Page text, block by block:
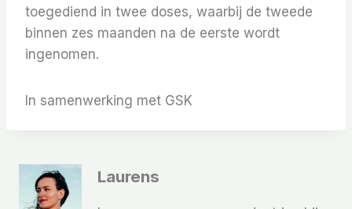
toegediend in twee doses, waarbij de tweede
binnen zes maanden na de eerste wordt
ingenomen.
In samenwerking met GSK
Laurens